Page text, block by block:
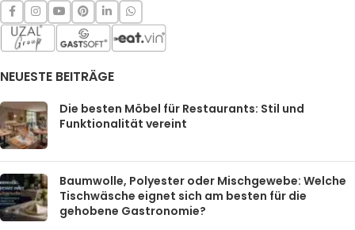
NEUESTE BEITRÄGE
Die besten Möbel für Restaurants: Stil und
Funktionalität vereint
Baumwolle, Polyester oder Mischgewebe: Welche
Tischwäsche eignet sich am besten für die
gehobene Gastronomie?